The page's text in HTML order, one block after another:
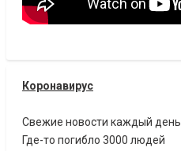
Коронавирус
Свежие новости каждый день
Где-то погибло 3000 людей